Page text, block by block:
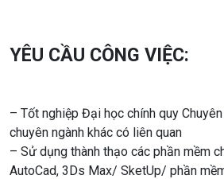
YÊU CẦU CÔNG VIỆC:
– Tốt nghiệp Đại học chính quy
chuyên ngành khác có liên quan
– Sử dụng thành thạo các phần mềm
AutoCad, 3Ds Max/ SketUp/ phần